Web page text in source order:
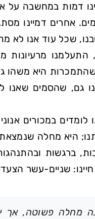
דמות במחשבה על
אחרים דמיינו
שכל עוד אנו לא
מרעיונות
היא משהו
גם, שהסמים שאנו
במכורים
היא מחלה שנמצאת
ברגשות
שניים-עשר
מחלה פשוטה, אך